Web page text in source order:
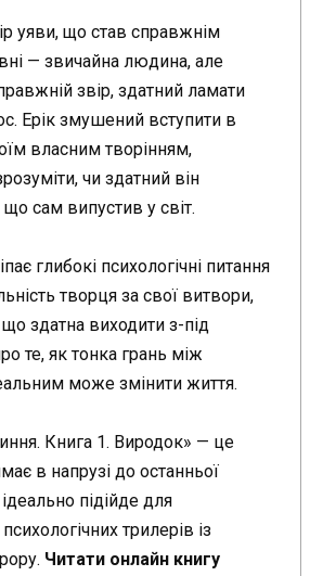
уяви, що став справжнім
— звичайна людина, але
звір, здатний ламати
Ерік змушений вступити в
власним творінням,
чи здатний він
що сам випустив у світ.
глибокі психологічні питання
творця за свої витвори,
здатна виходити з-під
те, як тонка грань між
може змінити життя.
Книга 1. Виродок» — це
в напрузі до останньої
підійде для
трилерів із
Читати онлайн книгу